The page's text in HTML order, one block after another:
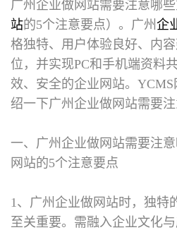
广州企业做网站需要注意哪
站的5个注意要点）。广州 企
格独特、用户体验良好、内
位，并实现PC和手机端资料
效、安全的企业网站。
绍一下广州企业做网站需要
一、广州企业做网站需要注
网站的5个注意要点
1、广州企业做网站时，独特
至关重要。需融入企业文化